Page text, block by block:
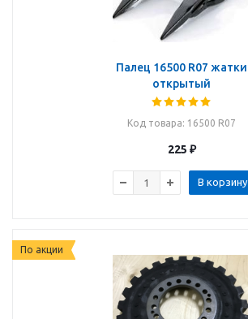
Палец 16500 R07 жатки
открытый
Код товара: 16500 R07
225 ₽
В корзину
По акции